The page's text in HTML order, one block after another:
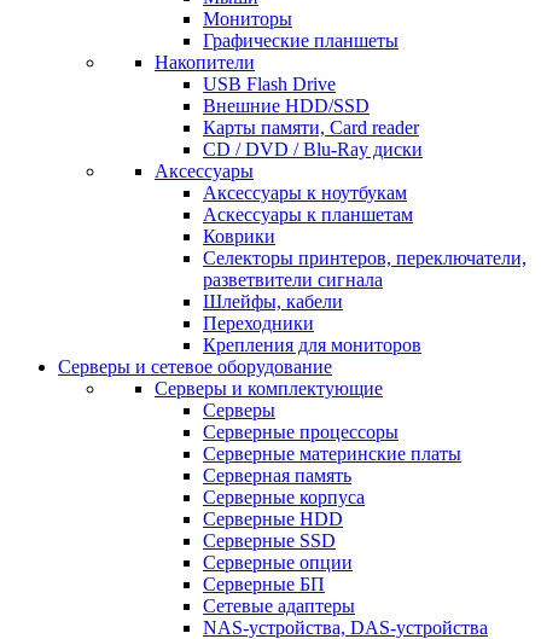
Мониторы
Графические планшеты
Накопители
USB Flash Drive
Внешние HDD/SSD
Карты памяти, Card reader
CD / DVD / Blu-Ray диски
Аксессуары
Аксессуары к ноутбукам
Аскессуары к планшетам
Коврики
Селекторы принтеров, переключатели,
разветвители сигнала
Шлейфы, кабели
Переходники
Крепления для мониторов
Серверы и сетевое оборудование
Серверы и комплектующие
Серверы
Серверные процессоры
Серверные материнские платы
Серверная память
Серверные корпуса
Серверные HDD
Серверные SSD
Серверные опции
Серверные БП
Сетевые адаптеры
NAS-устройства, DAS-устройства